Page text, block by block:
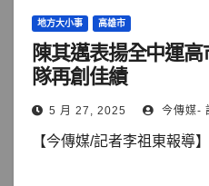
地方大小事 高雄市
陳其邁表揚全中運
隊再創佳績
5 月 27, 2025 今傳媒-
【今傳媒/記者李祖東報導